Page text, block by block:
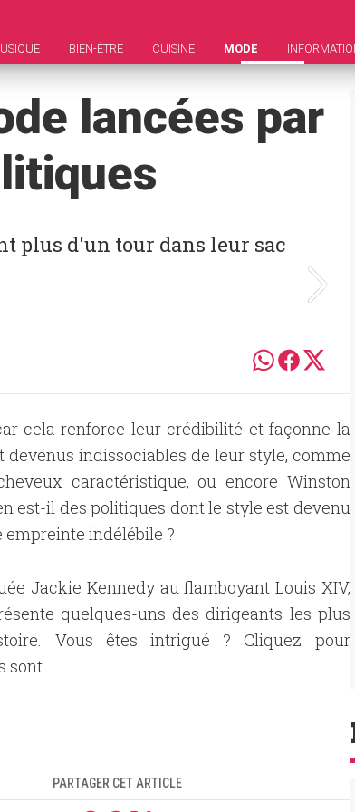
BIEN-ÊTRE CUISINE MODE
lancées par
plus d'un tour dans leur sac
cela renforce leur crédibilité et façonne la
indissociables de leur style, comme
caractéristique, ou encore Winston
est-il des politiques dont le style est devenu
indélébile ?
Jackie Kennedy au flamboyant Louis XIV,
quelques-uns des dirigeants les plus
Vous êtes intrigué ? Cliquez pour
sont.
PARTAGER CET ARTICLE